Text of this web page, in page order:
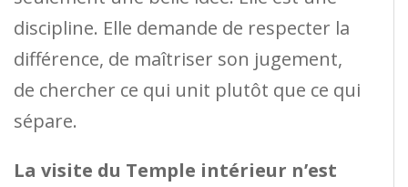
discipline. Elle demande de respecter la
différence, de maîtriser son jugement,
de chercher ce qui unit plutôt que ce qui
sépare.
La visite du Temple intérieur n’est